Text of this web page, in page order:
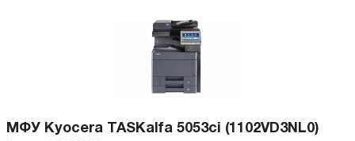
МФУ Kyocera TASKalfa 5053ci (1102VD3NL0)